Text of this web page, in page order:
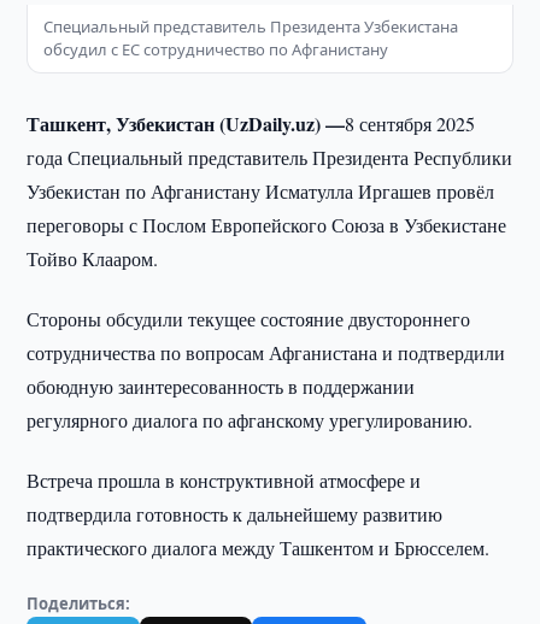
Специальный представитель Президента Узбекистана
обсудил с ЕС сотрудничество по Афганистану
Ташкент, Узбекистан (UzDaily.uz) —8 сентября 2025
года Специальный представитель Президента Республики
Узбекистан по Афганистану Исматулла Иргашев провёл
переговоры с Послом Европейского Союза в Узбекистане
Тойво Клааром.
Стороны обсудили текущее состояние двустороннего
сотрудничества по вопросам Афганистана и подтвердили
обоюдную заинтересованность в поддержании
регулярного диалога по афганскому урегулированию.
Встреча прошла в конструктивной атмосфере и
подтвердила готовность к дальнейшему развитию
практического диалога между Ташкентом и Брюсселем.
Поделиться: